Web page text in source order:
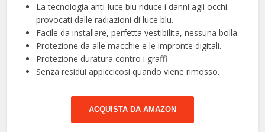
La tecnologia anti-luce blu riduce i danni agli occhi
provocati dalle radiazioni di luce blu.
Facile da installare, perfetta vestibilita, nessuna bolla.
Protezione da alle macchie e le impronte digitali.
Protezione duratura contro i graffi
Senza residui appiccicosi quando viene rimosso.
ACQUISTA DA AMAZON